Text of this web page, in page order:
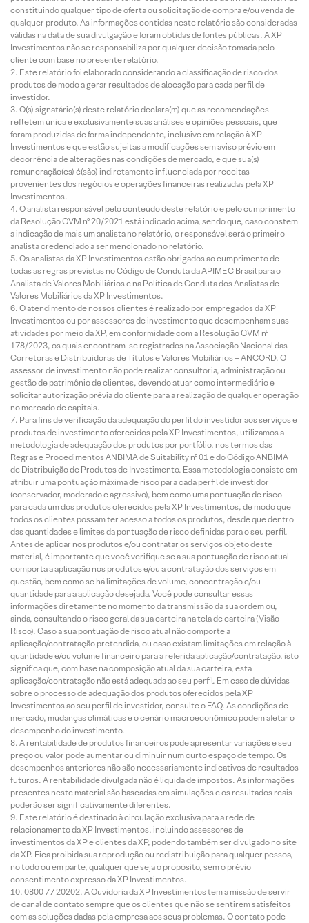
constituindo qualquer tipo de oferta ou solicitação de compra e/ou venda de
qualquer produto. As informações contidas neste relatório são consideradas
válidas na data de sua divulgação e foram obtidas de fontes públicas. A XP
Investimentos não se responsabiliza por qualquer decisão tomada pelo
cliente com base no presente relatório.
Este relatório foi elaborado considerando a classificação de risco dos
produtos de modo a gerar resultados de alocação para cada perfil de
investidor.
O(s) signatário(s) deste relatório declara(m) que as recomendações
refletem única e exclusivamente suas análises e opiniões pessoais, que
foram produzidas de forma independente, inclusive em relação à XP
Investimentos e que estão sujeitas a modificações sem aviso prévio em
decorrência de alterações nas condições de mercado, e que sua(s)
remuneração(es) é(são) indiretamente influenciada por receitas
provenientes dos negócios e operações financeiras realizadas pela XP
Investimentos.
O analista responsável pelo conteúdo deste relatório e pelo cumprimento
da Resolução CVM nº 20/2021 está indicado acima, sendo que, caso constem
a indicação de mais um analista no relatório, o responsável será o primeiro
analista credenciado a ser mencionado no relatório.
Os analistas da XP Investimentos estão obrigados ao cumprimento de
todas as regras previstas no Código de Conduta da APIMEC Brasil para o
Analista de Valores Mobiliários e na Política de Conduta dos Analistas de
Valores Mobiliários da XP Investimentos.
O atendimento de nossos clientes é realizado por empregados da XP
Investimentos ou por assessores de investimento que desempenham suas
atividades por meio da XP, em conformidade com a Resolução CVM nº
178/2023, os quais encontram-se registrados na Associação Nacional das
Corretoras e Distribuidoras de Títulos e Valores Mobiliários – ANCORD. O
assessor de investimento não pode realizar consultoria, administração ou
gestão de patrimônio de clientes, devendo atuar como intermediário e
solicitar autorização prévia do cliente para a realização de qualquer operação
no mercado de capitais.
Para fins de verificação da adequação do perfil do investidor aos serviços e
produtos de investimento oferecidos pela XP Investimentos, utilizamos a
metodologia de adequação dos produtos por portfólio, nos termos das
Regras e Procedimentos ANBIMA de Suitability nº 01 e do Código ANBIMA
de Distribuição de Produtos de Investimento. Essa metodologia consiste em
atribuir uma pontuação máxima de risco para cada perfil de investidor
(conservador, moderado e agressivo), bem como uma pontuação de risco
para cada um dos produtos oferecidos pela XP Investimentos, de modo que
todos os clientes possam ter acesso a todos os produtos, desde que dentro
das quantidades e limites da pontuação de risco definidas para o seu perfil.
Antes de aplicar nos produtos e/ou contratar os serviços objeto deste
material, é importante que você verifique se a sua pontuação de risco atual
comporta a aplicação nos produtos e/ou a contratação dos serviços em
questão, bem como se há limitações de volume, concentração e/ou
quantidade para a aplicação desejada. Você pode consultar essas
informações diretamente no momento da transmissão da sua ordem ou,
ainda, consultando o risco geral da sua carteira na tela de carteira (Visão
Risco). Caso a sua pontuação de risco atual não comporte a
aplicação/contratação pretendida, ou caso existam limitações em relação à
quantidade e/ou volume financeiro para a referida aplicação/contratação, isto
significa que, com base na composição atual da sua carteira, esta
aplicação/contratação não está adequada ao seu perfil. Em caso de dúvidas
sobre o processo de adequação dos produtos oferecidos pela XP
Investimentos ao seu perfil de investidor, consulte o FAQ. As condições de
mercado, mudanças climáticas e o cenário macroeconômico podem afetar o
desempenho do investimento.
A rentabilidade de produtos financeiros pode apresentar variações e seu
preço ou valor pode aumentar ou diminuir num curto espaço de tempo. Os
desempenhos anteriores não são necessariamente indicativos de resultados
futuros. A rentabilidade divulgada não é líquida de impostos. As informações
presentes neste material são baseadas em simulações e os resultados reais
poderão ser significativamente diferentes.
Este relatório é destinado à circulação exclusiva para a rede de
relacionamento da XP Investimentos, incluindo assessores de
investimentos da XP e clientes da XP, podendo também ser divulgado no site
da XP. Fica proibida sua reprodução ou redistribuição para qualquer pessoa,
no todo ou em parte, qualquer que seja o propósito, sem o prévio
consentimento expresso da XP Investimentos.
0800 77 20202. A Ouvidoria da XP Investimentos tem a missão de servir
de canal de contato sempre que os clientes que não se sentirem satisfeitos
com as soluções dadas pela empresa aos seus problemas. O contato pode